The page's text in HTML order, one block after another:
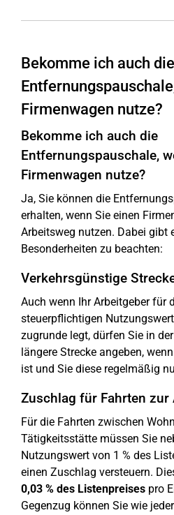
Bekomme ich auch die
Firmenwagen nutze?
Bekomme ich auch die
Entfernungspauschale,
Firmenwagen nutze?
Ja, Sie können die
erhalten, wenn Sie einen
Arbeitsweg nutzen. Dabei gibt
Besonderheiten zu beachten:
Verkehrsgünstige
Auch wenn Ihr Arbeitgeber für
steuerpflichtigen
zugrunde legt, dürfen Sie in
längere Strecke angeben,
ist und Sie diese regelmäßig
Zuschlag für Fahrten zur
Für die Fahrten zwischen
Tätigkeitsstätte müssen Sie
Nutzungswert von 1 % des
einen Zuschlag versteuern.
0,03 % des Listenpreises pro
Gegenzug können Sie wie